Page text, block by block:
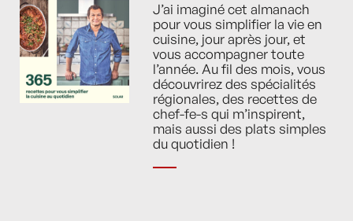
J’ai imaginé cet almanach
pour vous simplifier la vie en
cuisine, jour après jour, et
vous accompagner toute
l’année. Au fil des mois, vous
découvrirez des spécialités
régionales, des recettes de
chef-fe-s qui m’inspirent,
mais aussi des plats simples
du quotidien !